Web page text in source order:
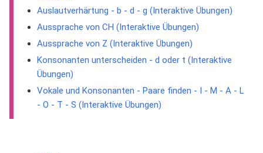
Auslautverhärtung - b - d - g (Interaktive Übungen)
Aussprache von CH (Interaktive Übungen)
Aussprache von Z (Interaktive Übungen)
Konsonanten unterscheiden - d oder t (Interaktive
Übungen)
Vokale und Konsonanten - Paare finden - I - M - A - L
- O - T - S (Interaktive Übungen)